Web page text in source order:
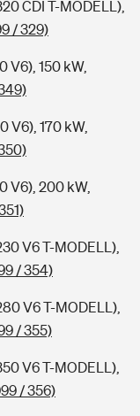
CDI T-MODELL),
/ 329)
V6), 150 kW,
V6), 170 kW,
V6), 200 kW,
V6 T-MODELL),
/ 354)
V6 T-MODELL),
/ 355)
V6 T-MODELL),
/ 356)